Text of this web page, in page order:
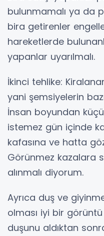
bulunmamalı ya da
bira getirenler
hareketlerde
yapanlar uyarılmalı.
İkinci tehlike:
yani şemsiyelerin
İnsan boyundan
istemez gün içinde
kafasına ve hatta
Görünmez kazalara
alınmalı diyorum.
Ayrıca duş ve
olması iyi bir
duşunu aldıktan